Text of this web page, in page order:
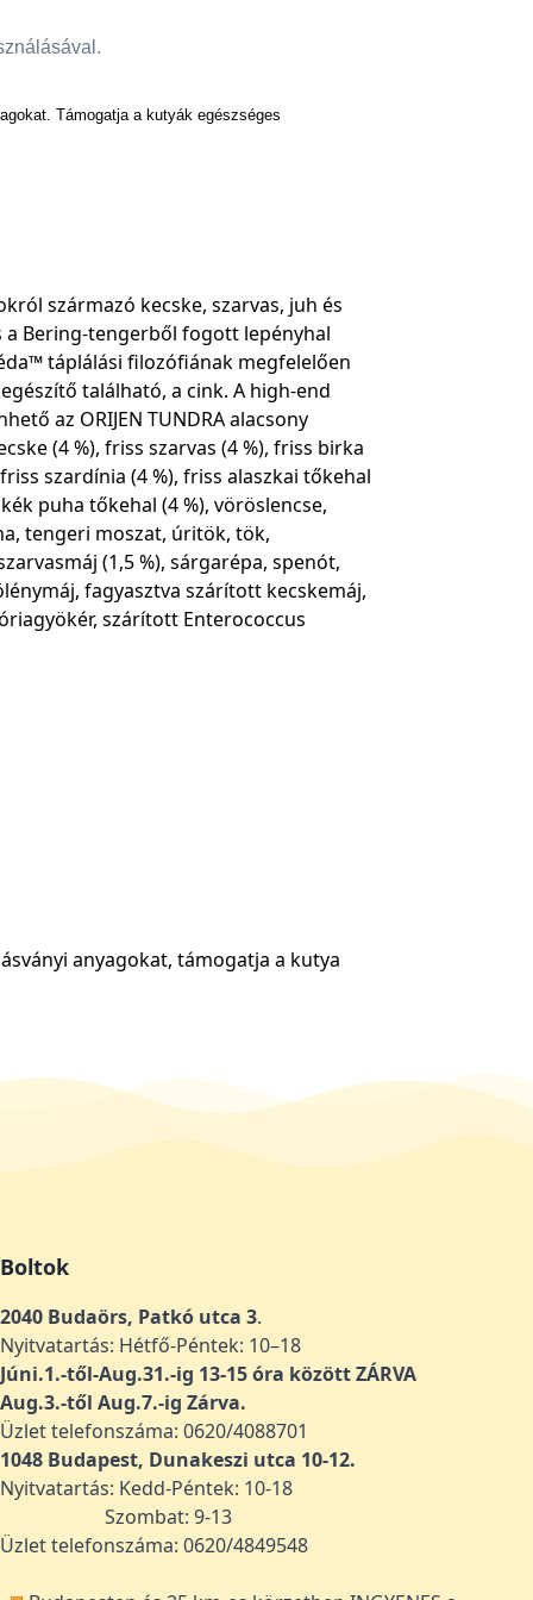
Támogatja a kutyák egészséges
származó kecske, szarvas, juh és
a Bering-tengerből fogott lepényhal
táplálási filozófiának megfelelően
található, a cink. A high-end
az ORIJEN TUNDRA alacsony
(4 %), friss szarvas (4 %), friss birka
szardínia (4 %), friss alaszkai tőkehal
puha tőkehal (4 %), vöröslencse,
tengeri moszat, úritök, tök,
(1,5 %), sárgarépa, spenót,
fagyasztva szárított kecskemáj,
szárított Enterococcus
anyagokat, támogatja a kutya
Boltok
2040 Budaörs, Patkó utca 3.
Nyitvatartás: Hétfő-Péntek: 10–18
Júni.1.-től-Aug.31.-ig 13-15 óra között ZÁRVA
Aug.3.-től Aug.7.-ig Zárva.
Üzlet telefonszáma: 0620/4088701
1048 Budapest, Dunakeszi utca 10-12.
Nyitvatartás: Kedd-Péntek: 10-18
Szombat: 9-13
Üzlet telefonszáma: 0620/4849548